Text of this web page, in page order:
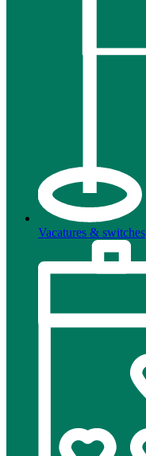
Vacatures & switches